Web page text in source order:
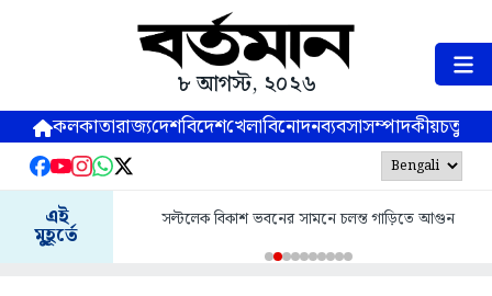
৮ আগস্ট, ২০২৬
কলকাতারাজ্যদেশবিদেশখেলাবিনোদনব্যবসাসম্পাদকীয়
এই
মুহূর্তে
সল্টলেক বিকাশ ভবনের সামনে চলন্ত গাড়িতে আগুন